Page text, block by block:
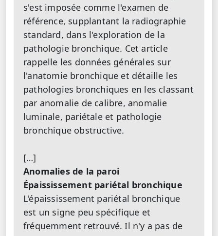
s'est imposée comme l'examen de
référence, supplantant la radiographie
standard, dans l'exploration de la
pathologie bronchique. Cet article
rappelle les données générales sur
l'anatomie bronchique et détaille les
pathologies bronchiques en les classant
par anomalie de calibre, anomalie
luminale, pariétale et pathologie
bronchique obstructive.
[…]
Anomalies de la paroi
Épaississement pariétal bronchique
L'épaississement pariétal bronchique
est un signe peu spécifique et
fréquemment retrouvé. Il n'y a pas de